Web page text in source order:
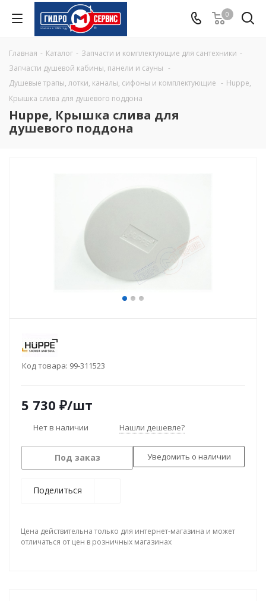
0
Главная - Каталог - Запчасти и комплектующие для сантехники -
Запчасти душевой кабины, панели и сауны -
Душевые трапы, лотки, каналы, сифоны и комплектующие - Huppe,
Крышка слива для душевого поддона
Huppe, Крышка слива для
душевого поддона
Код товара: 99-311523
5 730 ₽/шт
Нет в наличии Нашли дешевле?
Под заказ Уведомить о наличии
Поделиться
Цена действительна только для интернет-магазина и может
отличаться от цен в розничных магазинах